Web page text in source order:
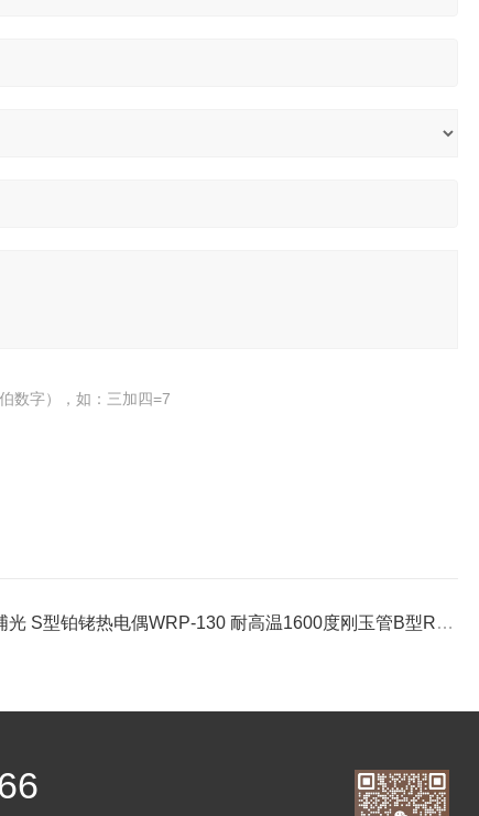
数字），如：三加四=7
光 S型铂铑热电偶WRP-130 耐高温1600度刚玉管B型R型温度传感器